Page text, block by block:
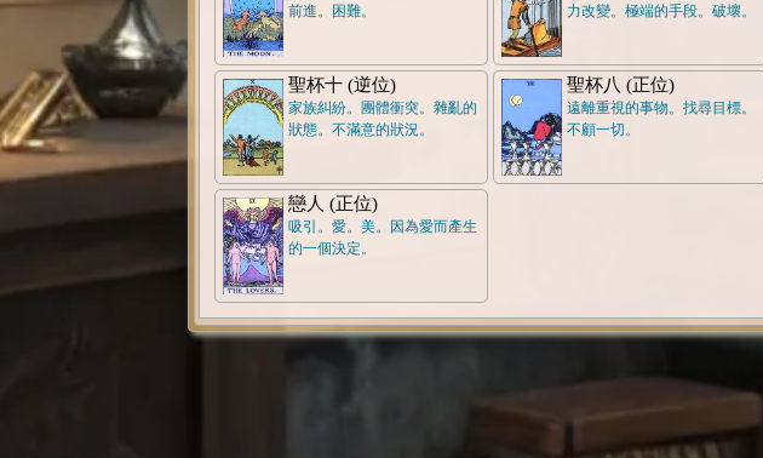
前進。困難。
力改變。極端的手段。破壞。
聖杯十 (逆位)
家族糾紛。團體衝突。雜亂的
狀態。不滿意的狀況。
聖杯八 (正位)
遠離重視的事物。找尋目標。
不顧一切。
戀人 (正位)
吸引。愛。美。因為愛而產生
的一個決定。